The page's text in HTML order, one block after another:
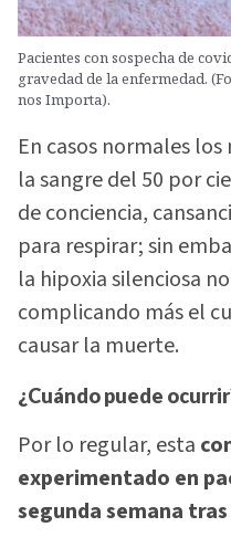
Pacientes con sospecha de
gravedad de la enfermedad.
nos Importa).
En casos normales
la sangre del 50 por
de conciencia,
para respirar; sin
la hipoxia silenciosa
complicando más el
causar la muerte.
¿Cuándo puede
Por lo regular, esta
experimentado en
segunda semana